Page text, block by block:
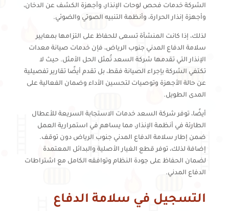
الشركة خدمات فحص لوحات الإنذار، وأجهزة الكشف عن الدخان،
وأجهزة إنذار الحرارة، وأنظمة التنبيه الصوتي والضوئي.
لذلك، إذا كانت المنشأة تسعى للحفاظ على التزامها بمعايير
سلامة الدفاع المدني جنوب الرياض، فإن خدمات صيانة معدات
الإنذار التي تقدمها شركة السعد تُمثل الحل الأمثل. حيث لا
تكتفي الشركة بإجراء الصيانة فقط، بل تقدم أيضًا تقارير تفصيلية
عن حالة الأجهزة وتوصيات لتحسين الأداء وضمان الفعالية على
المدى الطويل.
أيضًا، توفر شركة السعد خدمات الاستجابة السريعة للأعطال
الطارئة في أنظمة الإنذار، مما يساهم في استمرارية العمل
ضمن إطار سلامة الدفاع المدني جنوب الرياض دون توقف.
إضافة لذلك، توفر قطع الغيار الأصلية والبدائل المعتمدة
لضمان الحفاظ على جودة النظام وتوافقه الكامل مع اشتراطات
الدفاع المدني.
التسجيل في سلامة الدفاع